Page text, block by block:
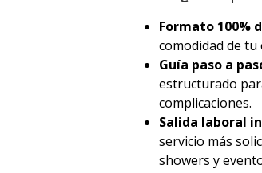
Formato 100%
comodidad de tu
Guía paso a
estructurado
complicaciones.
Salida laboral
servicio más
showers y